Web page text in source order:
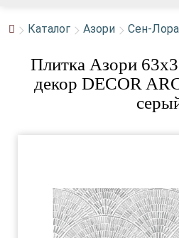
Каталог Азори Сен-
Плитка Азори
декор DECOR